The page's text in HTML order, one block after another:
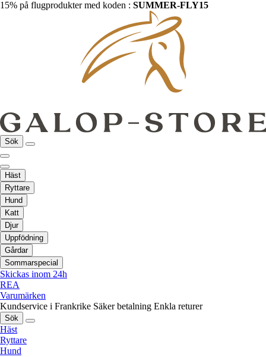
15% på flugprodukter med koden : SUMMER-FLY15
Sök
Häst
Ryttare
Hund
Katt
Djur
Uppfödning
Gårdar
Sommarspecial
Skickas inom 24h
REA
Varumärken
Kundservice i Frankrike Säker betalning Enkla returer
Sök
Häst
Ryttare
Hund